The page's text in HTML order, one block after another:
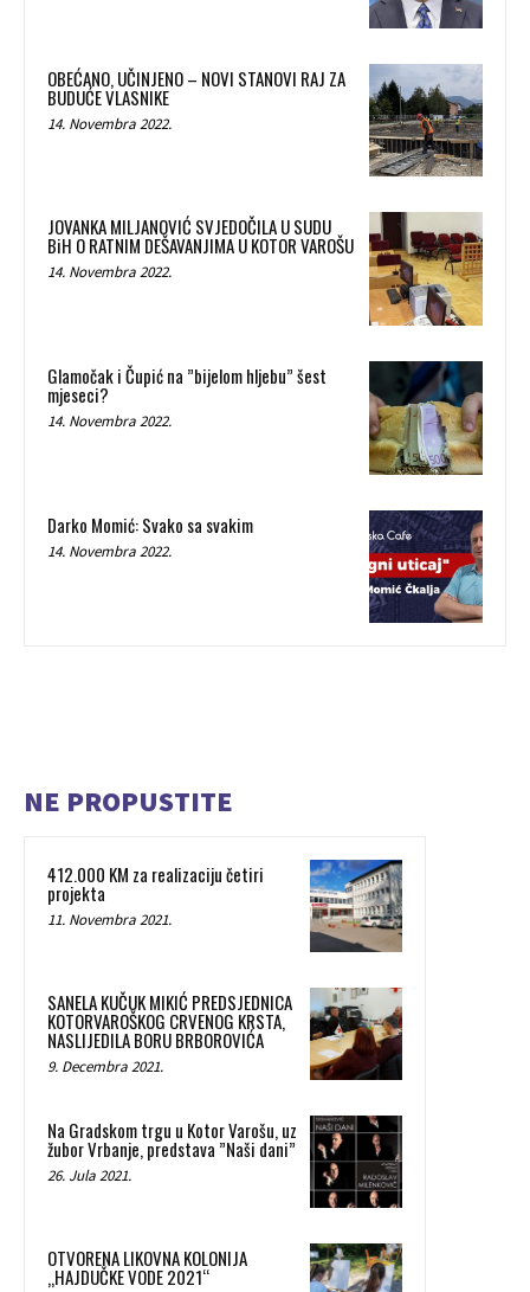
OBEĆANO, UČINJENO – NOVI STANOVI RAJ ZA
BUDUĆE VLASNIKE
14. Novembra 2022.
JOVANKA MILJANOVIĆ SVJEDOČILA U SUDU
BiH O RATNIM DEŠAVANJIMA U KOTOR VAROŠU
14. Novembra 2022.
Glamočak i Čupić na ”bijelom hljebu” šest
mjeseci?
14. Novembra 2022.
Darko Momić: Svako sa svakim
14. Novembra 2022.
NE PROPUSTITE
412.000 KM za realizaciju četiri
projekta
11. Novembra 2021.
SANELA KUČUK MIKIĆ PREDSJEDNICA
KOTORVAROŠKOG CRVENOG KRSTA,
NASLIJEDILA BORU BRBOROVIĆA
9. Decembra 2021.
Na Gradskom trgu u Kotor Varošu, uz
žubor Vrbanje, predstava ”Naši dani”
26. Jula 2021.
OTVORENA LIKOVNA KOLONIJA
„HAJDUČKE VODE 2021“